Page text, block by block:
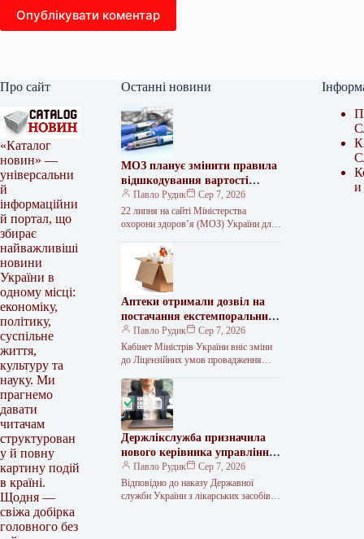
Опублікувати коментар
Про сайт
«Каталог
новин» —
універсальни
й
інформаційни
й портал, що
збирає
найважливіші
новини
України в
одному місці:
економіку,
політику,
суспільне
життя,
культуру та
науку. Ми
прагнемо
давати
читачам
структурован
у й повну
картину подій
в країні.
Щодня —
свіжа добірка
головного без
Останні новини
МОЗ планує змінити правила
відшкодування вартості
інсулінів
Павло Рудик
Сер 7, 2026
22 липня на сайті Міністерства
охорони здоров’я (МОЗ) України для
проєкт постанови Кабінету Міністрів
України «Про внесення…
Аптеки отримали дозвіл на
постачання екстемпоральних
радіофармпрепаратів
лікарням
Павло Рудик
Сер 7, 2026
Кабінет Міністрів України вніс зміни
до Ліцензійних умов провадження
виробництва, оптової та роздрібної
торгівлі лікарськими засобами, а…
Держлікслужба призначила
нового керівника управління
торгівлі ліками
Павло Рудик
Сер 7, 2026
Відповідно до наказу Державної
служби України з лікарських засобів та
и